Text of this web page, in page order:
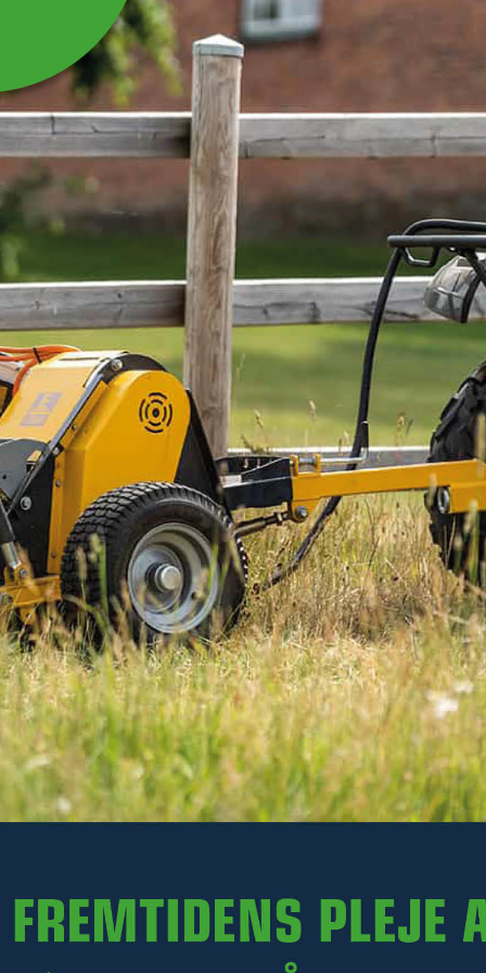
HYDRAULCYLINDER TIL
OVERFALDSKLO
Hydraulikcylinder til overfaldsklo KG200
Læs mere
1 381 kr
Ekskl. moms
På lager
- +
LÆG I KURV
Varenr. R16-KG200.001